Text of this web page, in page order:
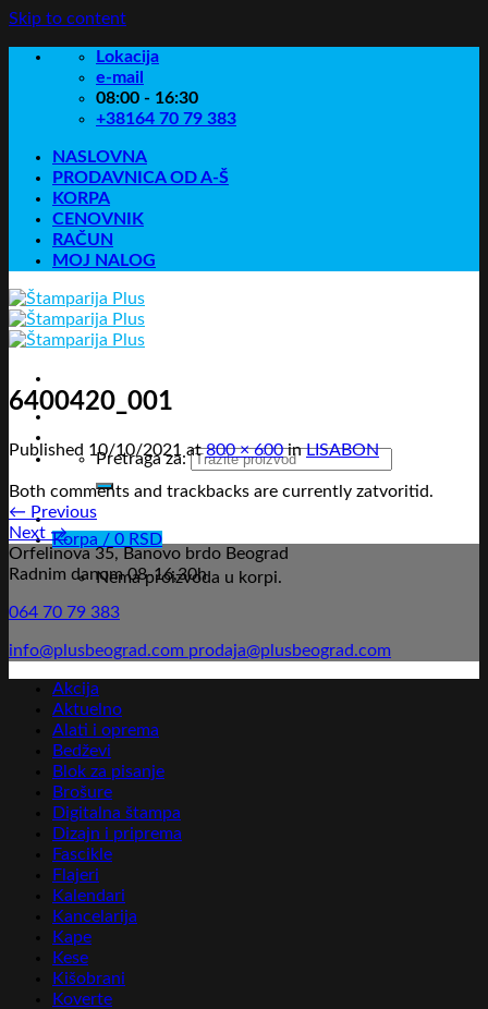
Skip to content
Lokacija
e-mail
08:00 - 16:30
+38164 70 79 383
NASLOVNA
PRODAVNICA OD A-Š
KORPA
CENOVNIK
RAČUN
MOJ NALOG
Pretraga za:
Korpa / 0 RSD
Nema proizvoda u korpi.
6400420_001
Published 10/10/2021 at800 × 600inLISABON
Both comments and trackbacks are currently zatvoritid.
← Previous
Next →
Orfelinova 35, Banovo brdo Beograd
Radnim danom 08-16,30h
064 70 79 383
info@plusbeograd.com prodaja@plusbeograd.com
Akcija
Aktuelno
Alati i oprema
Bedževi
Blok za pisanje
Brošure
Digitalna štampa
Dizajn i priprema
Fascikle
Flajeri
Kalendari
Kancelarija
Kape
Kese
Kišobrani
Koverte